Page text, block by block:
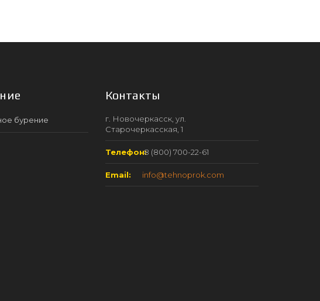
бурение
Контакты
г. Новочеркасск, ул.
Старочеркасская, 1
Телефон:8 (800) 700-22-61
Email: info@tehnoprok.com